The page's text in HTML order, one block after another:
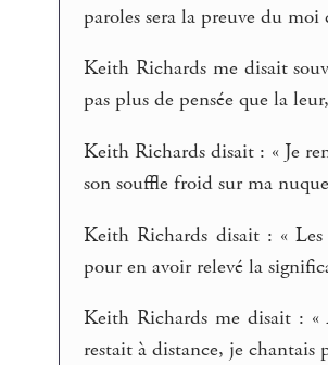
paroles sera la preuve du moi
Keith Richards me disait
pas plus de pensée que la
Keith Richards disait : « Je
son souffle froid sur ma
Keith Richards disait : « Les
pour en avoir relevé la
Keith Richards me disait : «
restait à distance, je chantais